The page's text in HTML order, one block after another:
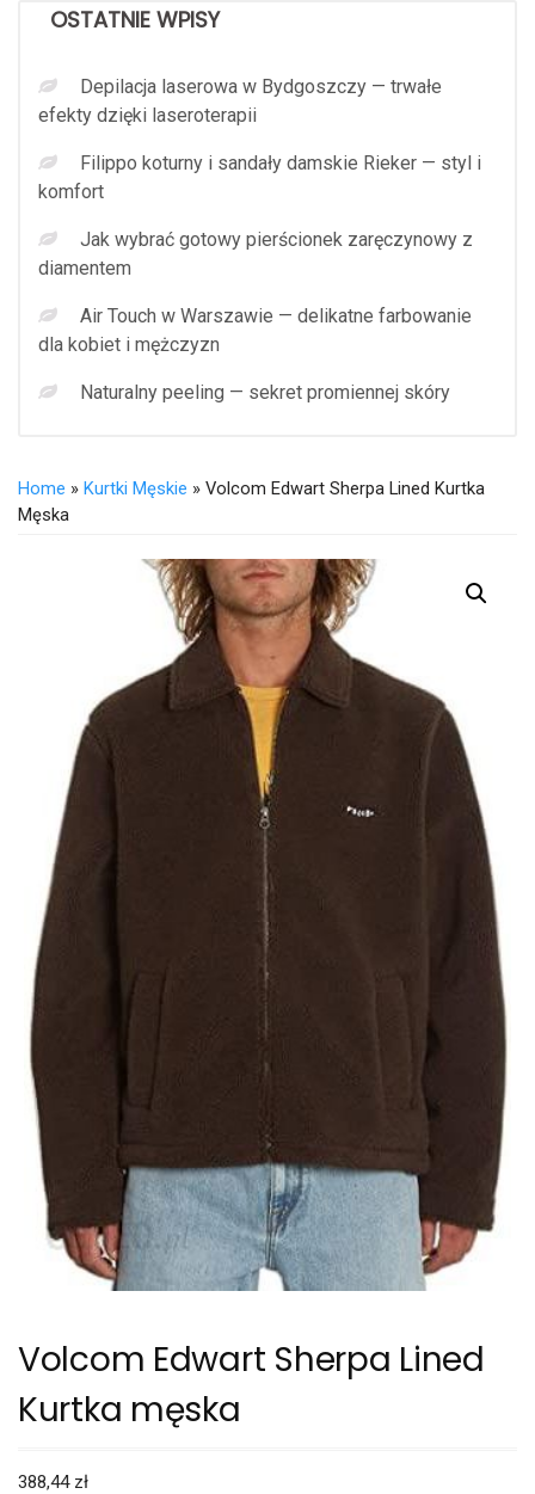
OSTATNIE WPISY
Depilacja laserowa w Bydgoszczy — trwałe
efekty dzięki laseroterapii
Filippo koturny i sandały damskie Rieker — styl i
komfort
Jak wybrać gotowy pierścionek zaręczynowy z
diamentem
Air Touch w Warszawie — delikatne farbowanie
dla kobiet i mężczyzn
Naturalny peeling — sekret promiennej skóry
Home » Kurtki Męskie » Volcom Edwart Sherpa Lined Kurtka
Męska
Volcom Edwart Sherpa Lined
Kurtka męska
388,44 zł